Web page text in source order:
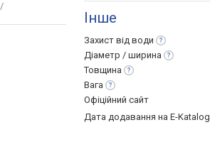
Інше
Захист від води
Діаметр / ширина
Товщина
Вага
Офіційний сайт
Дата додавання на E-Katalog